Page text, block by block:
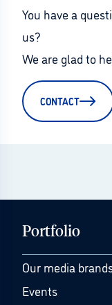
You have a
us?
We are glad to
CONTACT
Portfolio
Our media
Events